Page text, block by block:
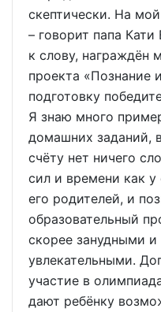
скептически. На
– говорит папа
к слову, награждён
проекта «Познание
подготовку
Я знаю много
домашних заданий,
счёту нет ничего
сил и времени как у
его родителей, и
образовательный
скорее занудными
увлекательными.
участие в
дают ребёнку